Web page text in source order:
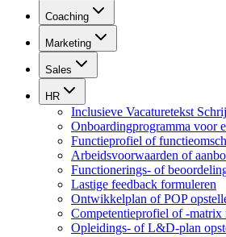
Coaching
Marketing
Sales
HR
Inclusieve Vacaturetekst
Onboardingprogramma voor
Functieprofiel of
Arbeidsvoorwaarden of
Functionerings- of
Lastige feedback formuleren
Ontwikkelplan of POP
Competentieprofiel of -matrix
Opleidings- of L&D-plan